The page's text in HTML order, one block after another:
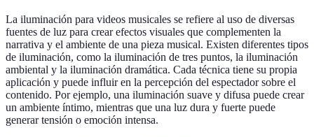
La iluminación para videos musicales se refiere al uso de diversas
fuentes de luz para crear efectos visuales que complementen la
narrativa y el ambiente de una pieza musical. Existen diferentes tipos
de iluminación, como la iluminación de tres puntos, la iluminación
ambiental y la iluminación dramática. Cada técnica tiene su propia
aplicación y puede influir en la percepción del espectador sobre el
contenido. Por ejemplo, una iluminación suave y difusa puede crear
un ambiente íntimo, mientras que una luz dura y fuerte puede
generar tensión o emoción intensa.